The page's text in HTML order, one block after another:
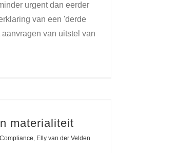
urgent dan eerder
van een 'derde
van uitstel van
materialiteit
Compliance, Elly van der Velden